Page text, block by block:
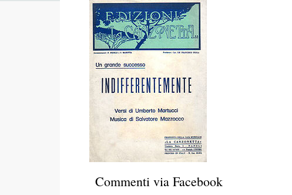
Commenti via Facebook